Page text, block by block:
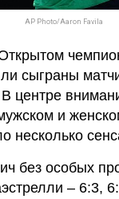
AP Photo/Aaron Favila
сыграны
В центре
и
несколько
без особых
– 6:3,